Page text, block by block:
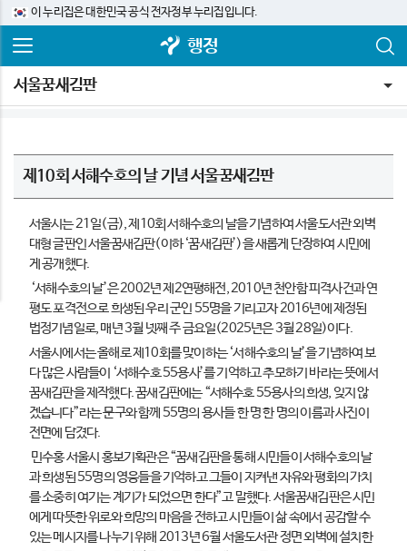
이 누리집은 대한민국 공식 전자정부 누리집입니다.
행정
서울꿈새김판
제10회 서해수호의 날 기념 서울꿈새김판
서울시는 21일(금), 제10회 서해수호의 날을 기념하여 서울도서관 외벽
대형 글판인 서울꿈새김판(이하 ‘꿈새김판’)을 새롭게 단장하여 시민에
게 공개했다.
‘서해수호의 날’은 2002년 제2연평해전, 2010년 천안함 피격사건과 연
평도 포격전으로 희생된 우리 군인 55명을 기리고자 2016년에 제정된
법정기념일로, 매년 3월 넷째 주 금요일(2025년은 3월 28일)이다.
서울시에서는 올해로 제10회를 맞이하는 ‘서해수호의 날’을 기념하여 보
다 많은 사람들이 ‘서해수호 55용사’를 기억하고 추모하기 바라는 뜻에서
꿈새김판을 제작했다. 꿈새김판에는 “서해수호 55용사의 희생, 잊지 않
겠습니다”라는 문구와 함께 55명의 용사들 한 명 한 명의 이름과 사진이
전면에 담겼다.
민수홍 서울시 홍보기획관은 “꿈새김판을 통해 시민들이 서해수호의 날
과 희생된 55명의 영웅들을 기억하고 그들이 지켜낸 자유와 평화의 가치
를 소중히 여기는 계기가 되었으면 한다”고 말했다. 서울꿈새김판은 시민
에게 따뜻한 위로와 희망의 마음을 전하고 시민들이 삶 속에서 공감할 수
있는 메시지를 나누기 위해 2013년 6월 서울도서관 정면 외벽에 설치한